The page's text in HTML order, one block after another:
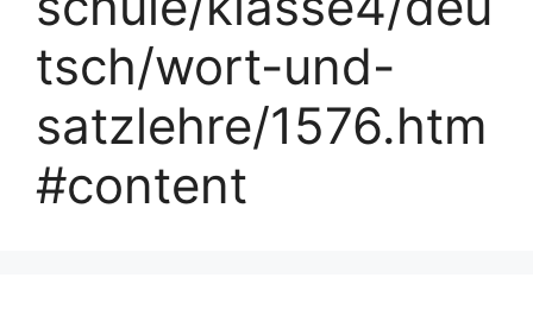
tsch/wort-und-
satzlehre/1576.htm
#content